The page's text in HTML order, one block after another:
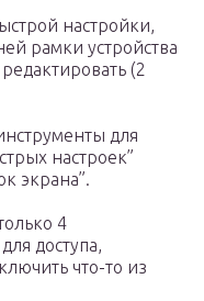
настройки,
рамки устройства
(2
для
настроек”
экрана”.
4
доступа,
что-то из